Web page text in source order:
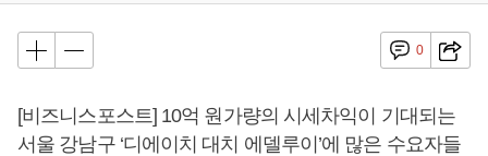
0
[비즈니스포스트] 10억 원가량의 시세차익이 기대되는
서울 강남구 ‘디에이치 대치 에델루이’에 많은 수요자들